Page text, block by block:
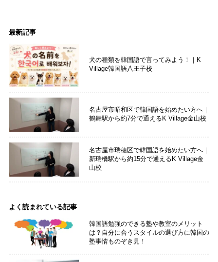
最新記事
犬の種類を韓国語で言ってみよう！｜K
Village韓国語八王子校
名古屋市昭和区で韓国語を始めたい方へ｜
鶴舞駅から約7分で通えるK Village金山校
名古屋市瑞穂区で韓国語を始めたい方へ｜
新瑞橋駅から約15分で通えるK Village金
山校
よく読まれている記事
韓国語勉強のできる塾や教室のメリット
は？自分に合うスタイルの選び方に韓国の
塾事情ものぞき見！